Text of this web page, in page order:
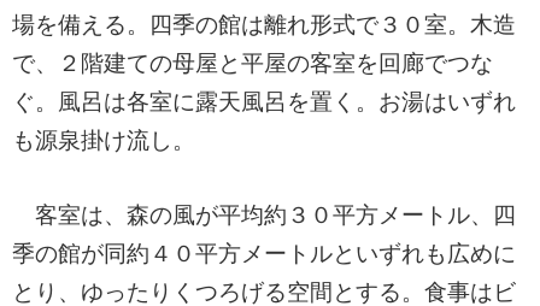
場を備える。四季の館は離れ形式で３０室。木造
で、２階建ての母屋と平屋の客室を回廊でつな
ぐ。風呂は各室に露天風呂を置く。お湯はいずれ
も源泉掛け流し。
客室は、森の風が平均約３０平方メートル、四
季の館が同約４０平方メートルといずれも広めに
とり、ゆったりくつろげる空間とする。食事はビ